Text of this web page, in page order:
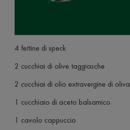
4 fettine di speck
2 cucchiai di olive taggiasche
2 cucchiai di olio extravergine di oliva
1 cucchiaio di aceto balsamico
1 cavolo cappuccio